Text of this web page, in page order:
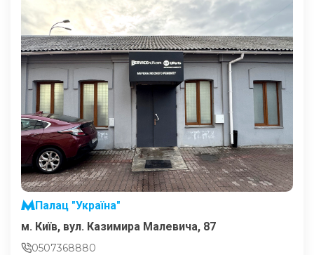
Палац "Україна"
м. Київ, вул. Казимира Малевича, 87
0507368880